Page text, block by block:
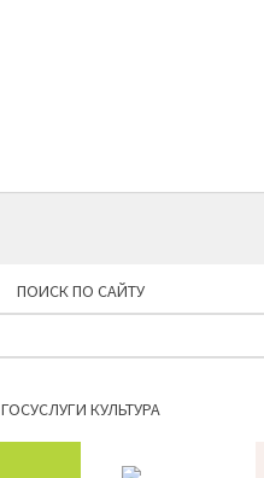
ПОИСК ПО САЙТУ
ГОСУСЛУГИ КУЛЬТУРА